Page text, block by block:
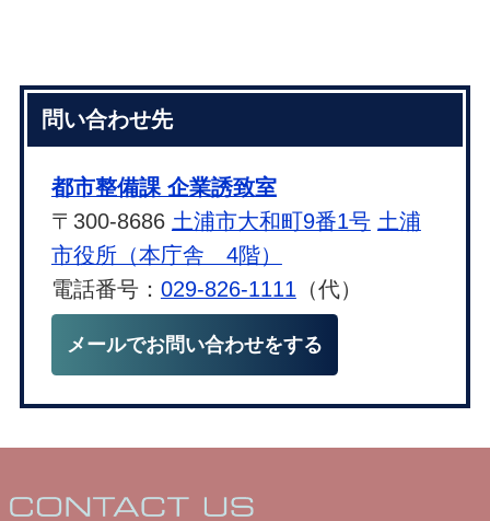
問い合わせ先
都市整備課 企業誘致室
〒300-8686 土浦市大和町9番1号 土浦
市役所（本庁舎 4階）
電話番号： 029-826-1111 （代）
メールでお問い合わせをする